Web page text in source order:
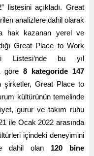
listesini açıkladı. Great
analizlere dahil olarak
hak kazanan yerel ve
Great Place to Work
Listesi’nde bu yıl
göre 8 kategoride 147
şirketler, Great Place to
kültürünün temelinde
gurur ve takım ruhu
ile Ocak 2022 arasında
içindeki deneyimini
dahil olan 120 bine